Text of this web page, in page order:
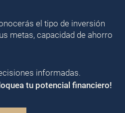
el tipo de inversión
metas, capacidad de ahorro
informadas.
tu potencial financiero!